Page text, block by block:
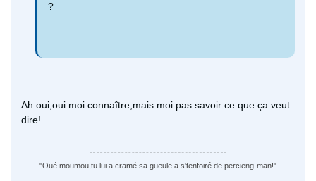
?
Ah oui,oui moi connaître,mais moi pas savoir ce que ça veut
dire!
"Oué moumou,tu lui a cramé sa gueule a s'tenfoiré de percieng-man!"